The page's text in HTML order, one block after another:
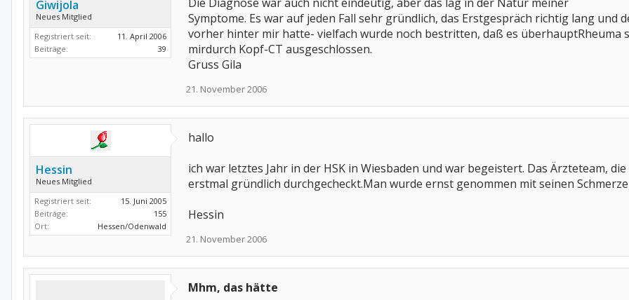
Giwijola
Neues Mitglied
Registriert seit:
11. April 2006
Beiträge:
39
Symptome. Es war auf jeden Fall sehr gründlich, das Erstgespräch richtig lang und
vorher hinter mir hatte- vielfach wurde noch bestritten, daß es überhauptRheuma
mirdurch Kopf-CT ausgeschlossen.
Gruss Gila
21. November 2006
Hessin
Neues Mitglied
Registriert seit:
15. Juni 2005
Beiträge:
155
Ort:
Hessen/Odenwald
hallo
ich war letztes Jahr in der HSK in Wiesbaden und war begeistert. Das Ärzteteam,
erstmal gründlich durchgecheckt.Man wurde ernst genommen mit seinen
Hessin
21. November 2006
Mhm, das hätte